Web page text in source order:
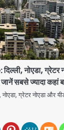
नोएडा, ग्रेटर
सबसे ज्यादा कहां
ग्रेटर नोएडा और
सवाल
Kumar
कांग्रेस के सह-
शर्मा,
Kumar
Bal Bharati
सेक्टर-21 के